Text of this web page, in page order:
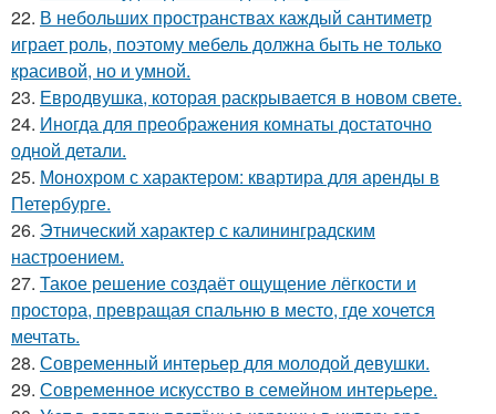
22. В небольших пространствах каждый сантиметр
играет роль, поэтому мебель должна быть не только
красивой, но и умной.
23. Евродвушка, которая раскрывается в новом свете.
24. Иногда для преображения комнаты достаточно
одной детали.
25. Монохром с характером: квартира для аренды в
Петербурге.
26. Этнический характер с калининградским
настроением.
27. Такое решение создаёт ощущение лёгкости и
простора, превращая спальню в место, где хочется
мечтать.
28. Современный интерьер для молодой девушки.
29. Современное искусство в семейном интерьере.